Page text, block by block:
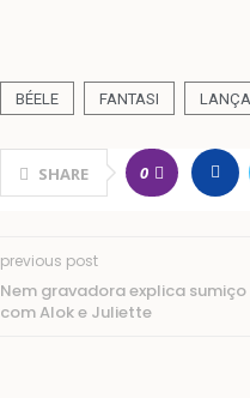
BÉELE FANTASI
SHARE 0
previous post
Nem gravadora explica sumiço
com Alok e Juliette